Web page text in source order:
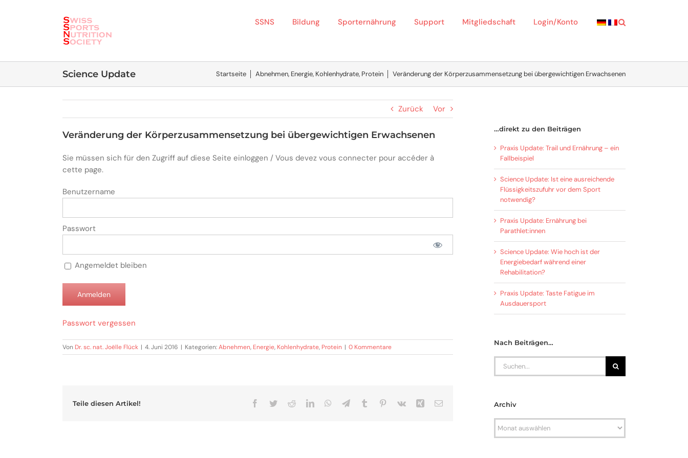
SSNS Bildung Sporternährung Support Mitgliedschaft Login/Konto
Science Update Startseite Abnehmen, Energie, Kohlenhydrate, Protein Veränderung der Körperzusammensetzung bei übergewichtigen Erwachsenen
Zurück Vor
Veränderung der Körperzusammensetzung bei übergewichtigen Erwachsenen
Sie müssen sich für den Zugriff auf diese Seite einloggen / Vous devez vous connecter pour accéder à
cette page.
Benutzername
Passwort
Angemeldet bleiben
Passwort vergessen
Von Dr. sc. nat. Joëlle Flück | 4. Juni 2016 | Kategorien:Abnehmen, Energie, Kohlenhydrate, Protein | 0 Kommentare
Teile diesen Artikel! Facebook
TwitterRedditLinkedInWhatsApp
TelegramTumblr Pinterest
Vk Xing E-
…direkt zu den Beiträgen
Praxis Update: Trail und Ernährung – ein
Fallbeispiel
Science Update: Ist eine ausreichende
Flüssigkeitszufuhr vor dem Sport
notwendig?
Praxis Update: Ernährung bei
Parathlet:innen
Science Update: Wie hoch ist der
Energiebedarf während einer
Rehabilitation?
Praxis Update: Taste Fatigue im
Ausdauersport
Nach Beiträgen…
Search
Archiv
Archiv